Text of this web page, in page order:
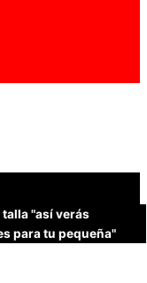
talla "así verás
para tu pequeña"